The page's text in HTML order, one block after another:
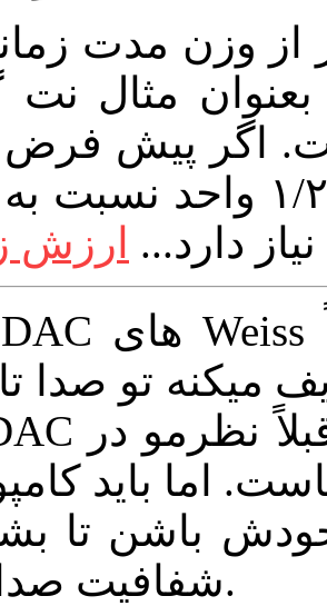
وزن مدت
مثال نت
اگر پیش فرض
۱/۲ واحد نسبت
دارد... ارزش
تو صدا
اما باید
باشن تا
شفافیت صداشو شنید.